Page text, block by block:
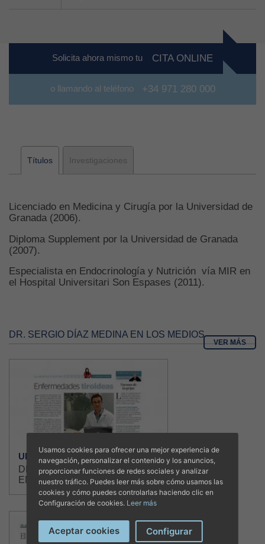
Solicita ahora mismo tu CITA ONLINE
o llamando al teléfono +34 971 280 000
Títulos Investigaciones
Licenciado en Medicina y Cirugía por la Universidad de
Granada (2006).
Diploma Supplement por la Universidad de Granada
(2007).
Especialista en Endocrinología y Nutrición vía MIR en
el Hospital Universitari Son Espases (2011).
DR. SERGIO DÍAZ MEDINA EN LOS MEDIOS
VER MÁS
ULTIMA HORA |19/11/2016
DR. SERGIO DÍAZ SOBRE LAS
ENFERMEDADES...
Usamos cookies para ofrecer una mejor experiencia de
navegación, personalizar el contenido y los anuncios,
proporcionar funciones de redes sociales y analizar
nuestro tráfico. Puedes leer más sobre cómo usamos las
cookies y cómo puedes controlarlas haciendo clic en
Configuración de cookies. Leer más
Aceptar cookies Configurar